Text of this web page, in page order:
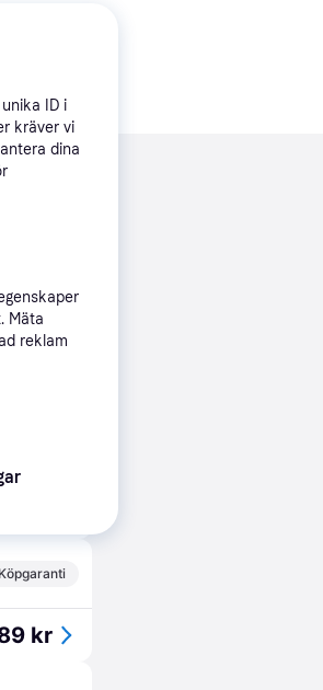
Köpgaranti
kr
ID i
kräver vi
dina
Mäta
reklam